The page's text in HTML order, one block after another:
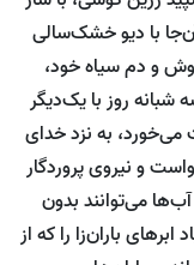
با دیو خشک‌سالی
و دم سیاه خود،
شبانه روز با یک‌دیگر
می‌خورد، به نزد خدای
و نیروی پروردگار
می‌توانند بدون
باران‌زا را که از